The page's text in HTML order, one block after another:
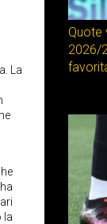
La
la
Quote
2026/